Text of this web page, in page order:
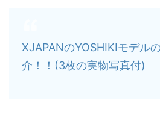
XJAPANのYOSHIKIモデル
介！！(3枚の実物写真付)